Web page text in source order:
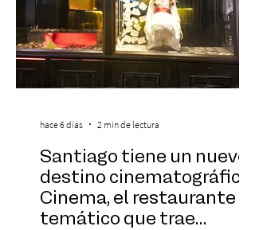
Santiago tiene un nuevo
destino cinematográfico:
Cinema, el restaurante
temático que trae
hace 6 días 2 min de lectura